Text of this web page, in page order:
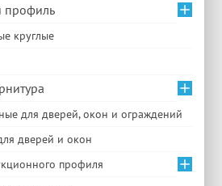
профиль
круглые
для дверей, окон и ограждений
дверей и окон
профиля